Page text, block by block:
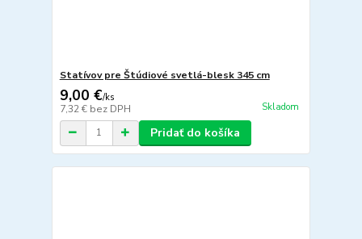
Statívov pre Štúdiové svetlá-blesk 345 cm
9,00 €/ks
7,32 € bez DPH Skladom
Pridať do košíka